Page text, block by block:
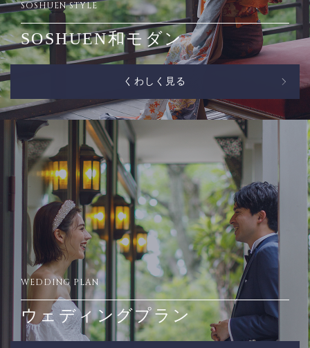
SOSHUEN STYLE
SOSHUEN和モダン
くわしく見る
WEDDING PLAN
ウェディングプラン